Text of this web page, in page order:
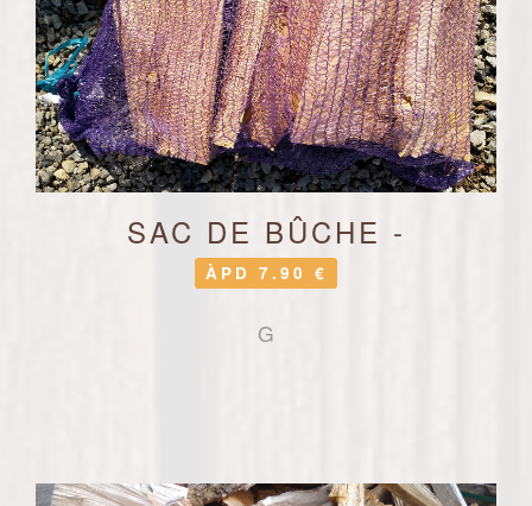
SAC DE BÛCHE -
ÀPD 7.90 €
G